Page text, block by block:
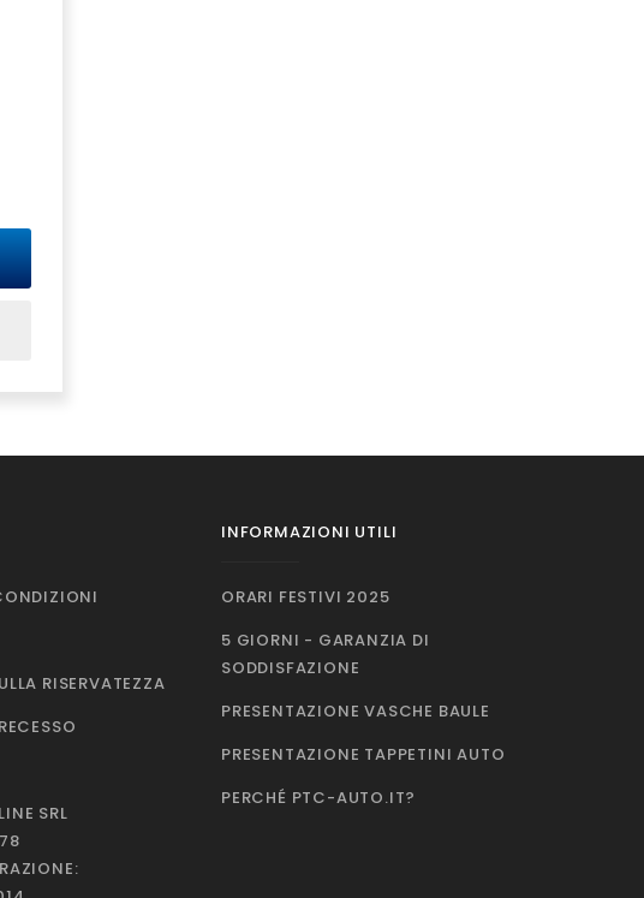
RISERVATEZZA
SRL
INFORMAZIONI UTILI
ORARI FESTIVI 2025
5 GIORNI - GARANZIA DI
SODDISFAZIONE
PRESENTAZIONE VASCHE BAULE
PRESENTAZIONE TAPPETINI AUTO
PERCHÉ PTC-AUTO.IT?